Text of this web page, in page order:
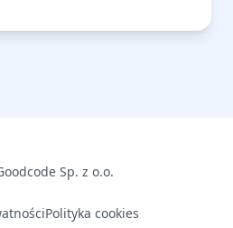
Sp. z o.o.
Polityka cookies